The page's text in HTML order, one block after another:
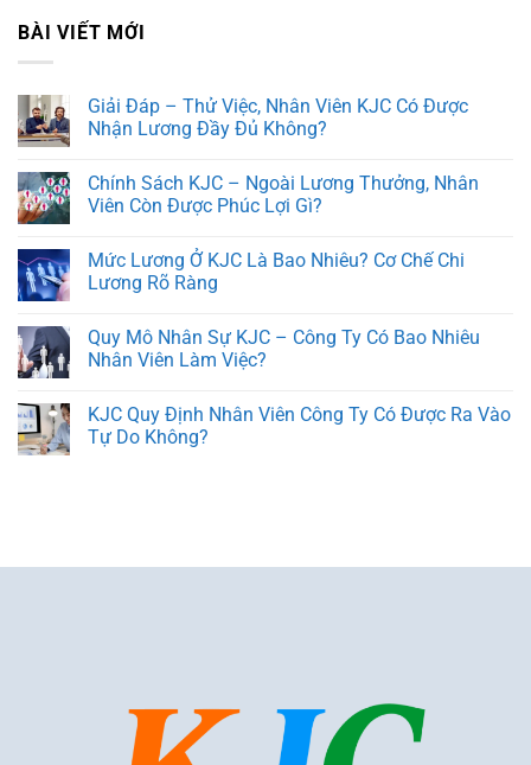
BÀI VIẾT MỚI
Giải Đáp – Thử Việc, Nhân Viên KJC Có Được
Nhận Lương Đầy Đủ Không?
Chính Sách KJC – Ngoài Lương Thưởng, Nhân
Viên Còn Được Phúc Lợi Gì?
Mức Lương Ở KJC Là Bao Nhiêu? Cơ Chế Chi
Lương Rõ Ràng
Quy Mô Nhân Sự KJC – Công Ty Có Bao Nhiêu
Nhân Viên Làm Việc?
KJC Quy Định Nhân Viên Công Ty Có Được Ra Vào
Tự Do Không?